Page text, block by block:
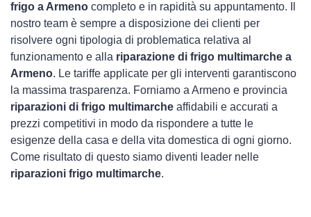
frigo a Armeno completo e in rapidità su appuntamento. Il
nostro team è sempre a disposizione dei clienti per
risolvere ogni tipologia di problematica relativa al
funzionamento e alla riparazione di frigo multimarche a
Armeno. Le tariffe applicate per gli interventi garantiscono
la massima trasparenza. Forniamo a Armeno e provincia
riparazioni di frigo multimarche affidabili e accurati a
prezzi competitivi in modo da rispondere a tutte le
esigenze della casa e della vita domestica di ogni giorno.
Come risultato di questo siamo diventi leader nelle
riparazioni frigo multimarche.